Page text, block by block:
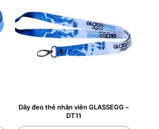
Dây đeo thẻ nhân viên GLASSEGG –
DT11